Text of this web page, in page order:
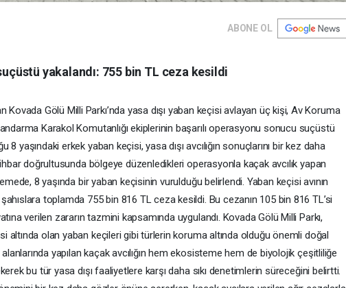
ABONE OL
yakalandı: 755 bin TL ceza kesildi
Kovada Gölü Milli Parkı’nda yasa dışı yaban keçisi avlayan üç kişi, Av Koruma
Karakol Komutanlığı ekiplerinin başarılı operasyonu sonucu suçüstü
8 yaşındaki erkek yaban keçisi, yasa dışı avcılığın sonuçlarını bir kez daha
ihbar doğrultusunda bölgeye düzenledikleri operasyonla kaçak avcılık yapan
8 yaşında bir yaban keçisinin vurulduğu belirlendi. Yaban keçisi avının
toplamda 755 bin 816 TL ceza kesildi. Bu cezanın 105 bin 816 TL’si
verilen zararın tazmini kapsamında uygulandı. Kovada Gölü Milli Parkı,
altında olan yaban keçileri gibi türlerin koruma altında olduğu önemli doğal
yapılan kaçak avcılığın hem ekosisteme hem de biyolojik çeşitliliğe
bu tür yasa dışı faaliyetlere karşı daha sıkı denetimlerin süreceğini belirtti.